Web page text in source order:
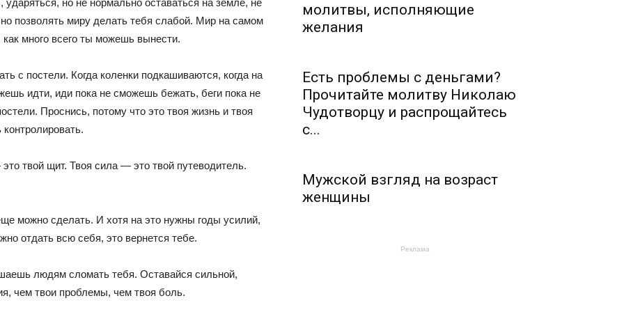
но не нормально оставаться на земле, не
позволять миру делать тебя слабой. Мир на самом
много всего ты можешь вынести.
с постели. Когда коленки подкашиваются, когда на
идти, иди пока не сможешь бежать, беги пока не
Проснись, потому что это твоя жизнь и твоя
твой щит. Твоя сила — это твой путеводитель.
можно сделать. И хотя на это нужны годы усилий,
отдать всю себя, это вернется тебе.
людям сломать тебя. Оставайся сильной,
чем твои проблемы, чем твоя боль.
молитвы, исполняющие
желания
Есть проблемы с деньгами?
Прочитайте молитву Николаю
Чудотворцу и распрощайтесь
с...
Мужской взгляд на возраст
женщины
Реклама